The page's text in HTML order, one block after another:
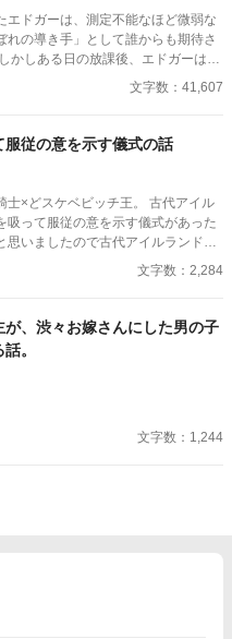
エドガーは、測定不能なほど微弱な
れの導き手」として誰からも期待さ
かしある日の放課後、エドガーは学
闘魔術教官、レオン・ヴァレンタイ
大すぎる魔力ゆえに、五感が暴走す
唯一、彼の苦痛を完全に溶かすこ
前は、俺の専属の導き手になるん
冷酷なはずの最強教官から底なしの
になり――！？ 孤独な二人の魂が共
ンタジー。 ※センチネルバ
（特異覚醒者×導き手）です。
文字数：41,607
従の意を示す儀式の話
士×どスケベビッチ王。 古代アイル
吸って服従の意を示す儀式があった
思いましたので古代アイルランドと
てもらいました。
文字数：2,284
、渋々お嫁さんにした男の子
。
文字数：1,244